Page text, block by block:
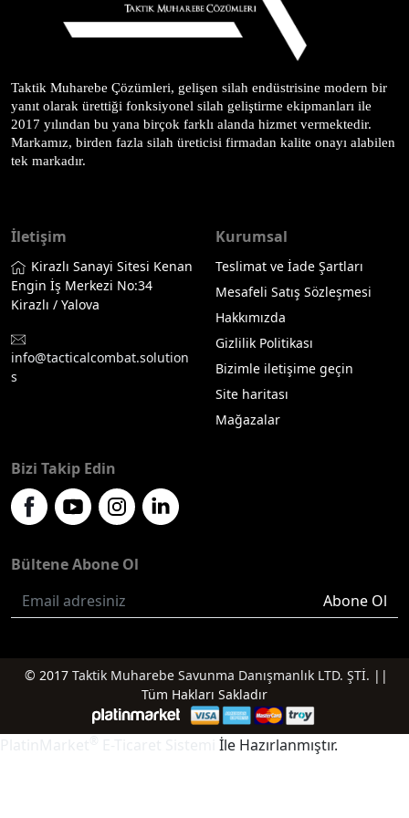
Taktik Muharebe Çözümleri, gelişen silah endüstrisine modern bir
yanıt olarak ürettiği fonksiyonel silah geliştirme ekipmanları ile
2017 yılından bu yana birçok farklı alanda hizmet vermektedir.
Markamız, birden fazla silah üreticisi firmadan kalite onayı alabilen
tek markadır.
İletişim
Kirazlı Sanayi Sitesi Kenan
Engin İş Merkezi No:34
Kirazlı / Yalova
info@tacticalcombat.solution
s
Kurumsal
Teslimat ve İade Şartları
Mesafeli Satış Sözleşmesi
Hakkımızda
Gizlilik Politikası
Bizimle iletişime geçin
Site haritası
Mağazalar
Bizi Takip Edin
Bültene Abone Ol
Abone Ol
© 2017 Taktik Muharebe Savunma Danışmanlık LTD. ŞTİ. ||
Tüm Hakları Sakladır
İle Hazırlanmıştır.